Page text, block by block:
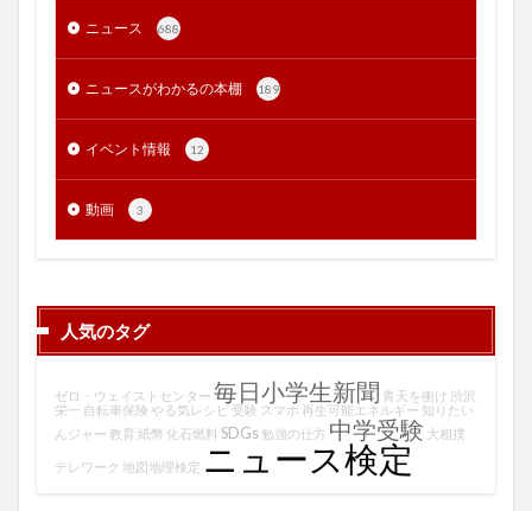
ニュース 688
ニュースがわかるの本棚 189
イベント情報 12
動画 3
人気のタグ
ゼロ・ウェイストセンター 毎日小学生新聞 青天を衝け 渋沢
栄一 自転車保険 やる気レシピ 受験 スマホ 再生可能エネルギー 知りたい
んジャー 教育 紙幣 化石燃料 SDGs 勉強の仕方 中学受験 大相撲
テレワーク 地図地理検定 ニュース検定